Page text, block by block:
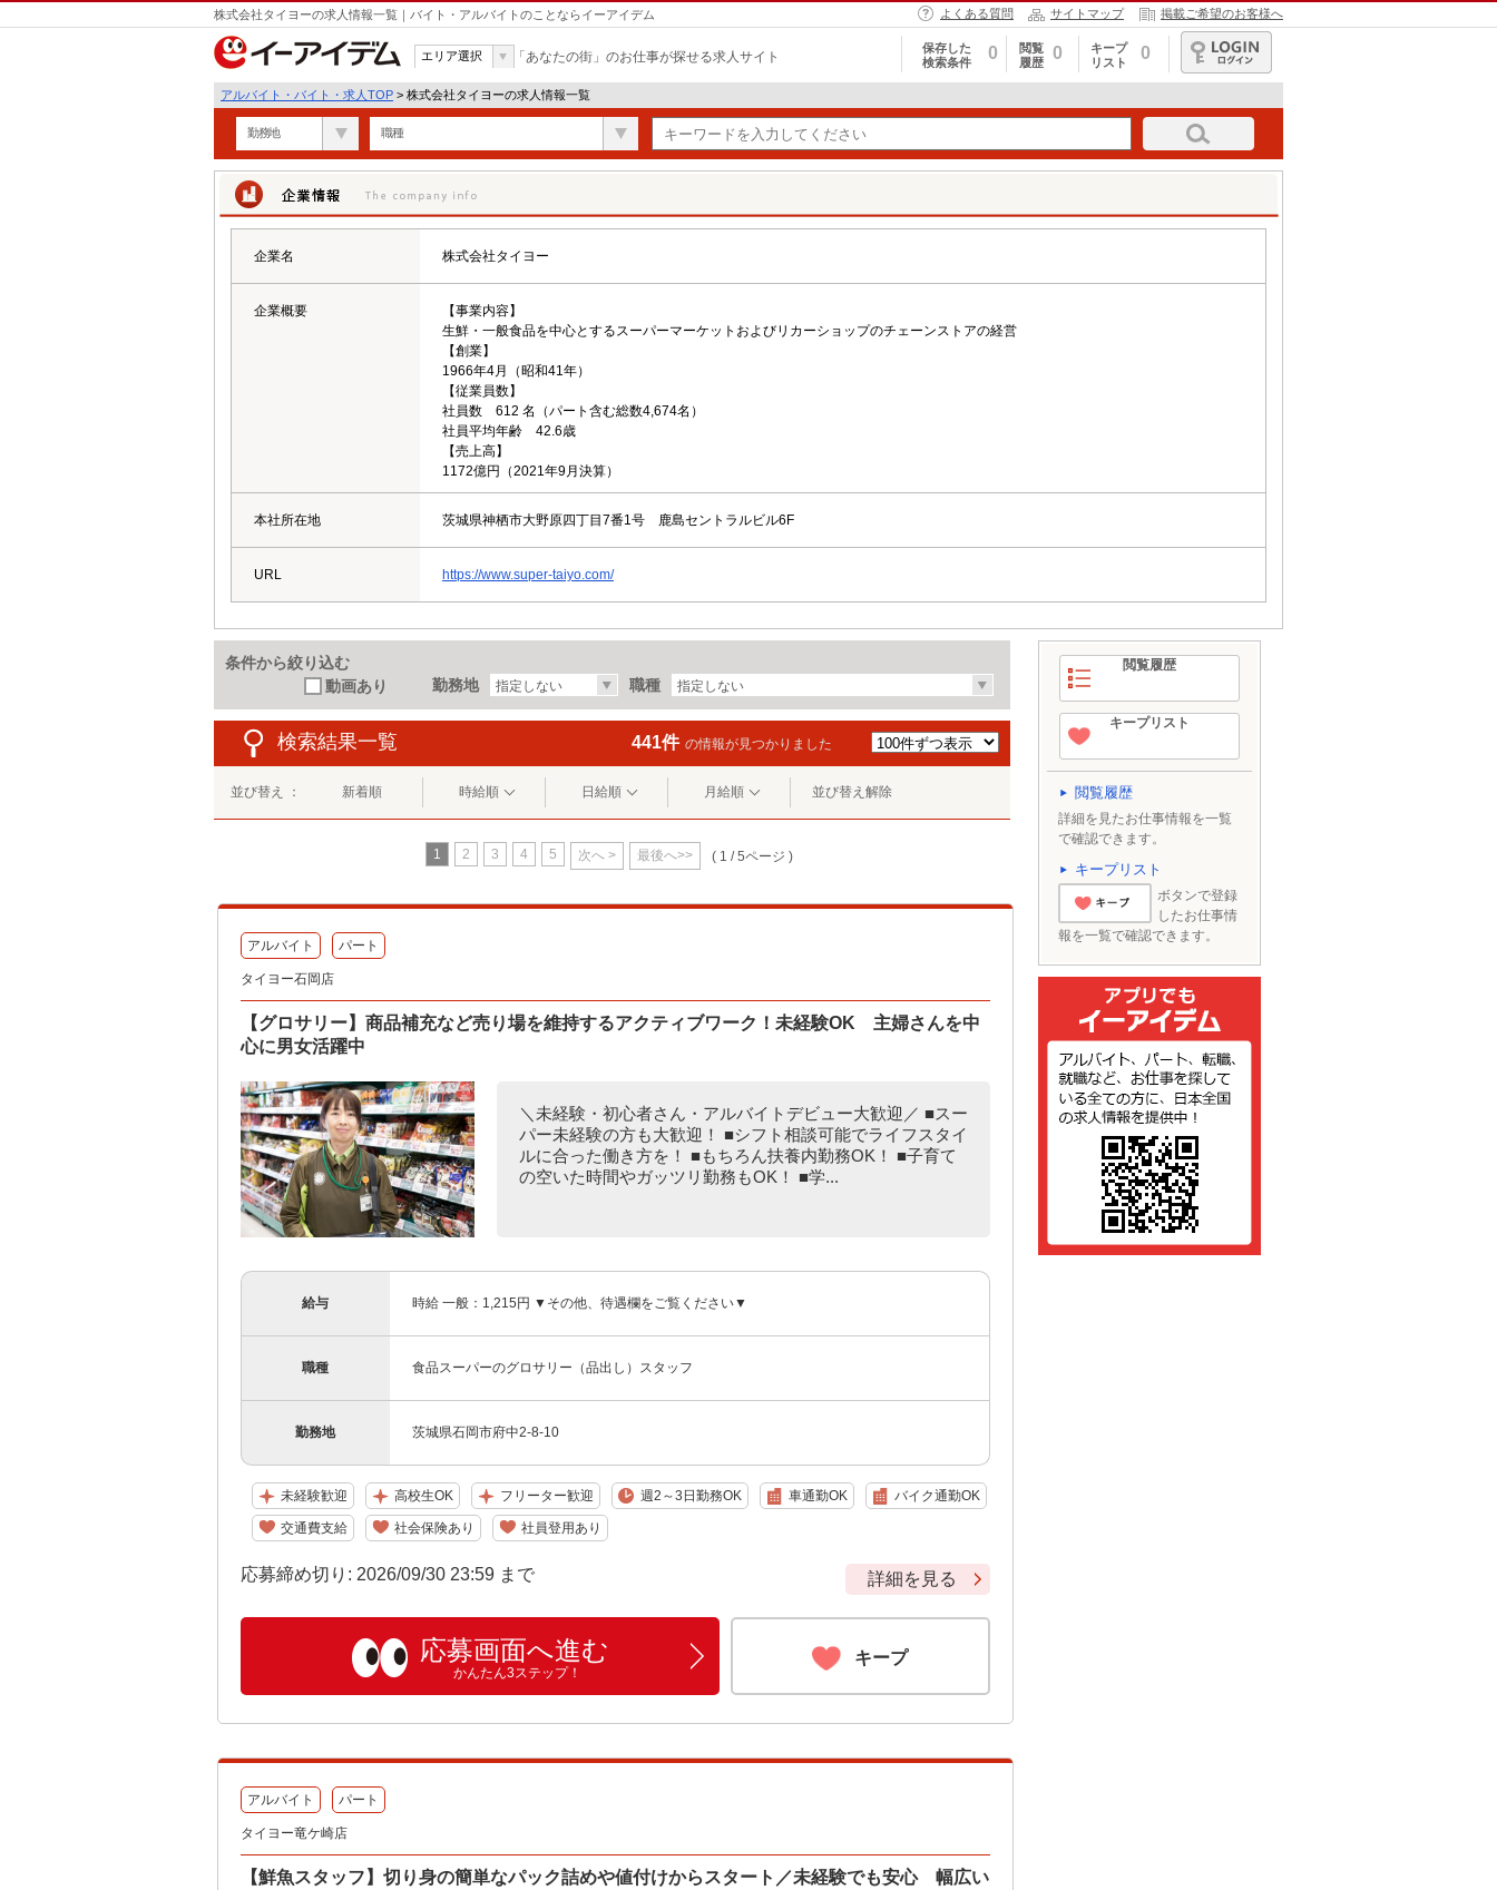
株式会社タイヨーの求人情報一覧｜バイト・アルバイトのことならイーアイデム よくある質問 サイトマップ 掲載ご希望のお客様へ
エリア選択 「あなたの街」のお仕事が探せる求人サイト
保存した
検索条件
0
閲覧
履歴
0
キープ
リスト
0
ログイン
アルバイト・バイト・求人TOP > 株式会社タイヨーの求人情報一覧
勤務地 職種
企業情報
企業名
株式会社タイヨー
企業概要
【事業内容】
生鮮・一般食品を中心とするスーパーマーケットおよびリカーショップのチェーンストアの経営
【創業】
1966年4月（昭和41年）
【従業員数】
社員数 612 名（パート含む総数4,674名）
社員平均年齢 42.6歳
【売上高】
1172億円（2021年9月決算）
本社所在地 茨城県神栖市大野原四丁目7番1号 鹿島セントラルビル6F
URL https://www.super-taiyo.com/
条件から絞り込む
動画あり
勤務地 指定しない 職種 指定しない
検索結果一覧 441件 の情報が見つかりました
並び替え ： 新着順 時給順 日給順 月給順 並び替え解除
1 2 3 4 5 次へ > 最後へ>> ( 1 / 5ページ )
アルバイト パート
タイヨー石岡店
【グロサリー】商品補充など売り場を維持するアクティブワーク！未経験OK 主婦さんを中
心に男女活躍中
＼未経験・初心者さん・アルバイトデビュー大歓迎／ ■スー
パー未経験の方も大歓迎！ ■シフト相談可能でライフスタイ
ルに合った働き方を！ ■もちろん扶養内勤務OK！ ■子育て
の空いた時間やガッツリ勤務もOK！ ■学...
給与 時給 一般：1,215円 ▼その他、待遇欄をご覧ください▼
職種 食品スーパーのグロサリー（品出し）スタッフ
勤務地 茨城県石岡市府中2-8-10
未経験歓迎 高校生OK フリーター歓迎 週2～3日勤務OK 車通勤OK バイク通勤OK
交通費支給 社会保険あり 社員登用あり
応募締め切り: 2026/09/30 23:59 まで 詳細を見る
応募画面へ進む
かんたん3ステップ！
キープ
アルバイト パート
タイヨー竜ケ崎店
【鮮魚スタッフ】切り身の簡単なパック詰めや値付けからスタート／未経験でも安心 幅広い
閲覧履歴
キープリスト
閲覧履歴
詳細を見たお仕事情報を一覧
で確認できます。
キープリスト
とりあえずキー
ボタンで登録
したお仕事情
報を一覧で確認できます。